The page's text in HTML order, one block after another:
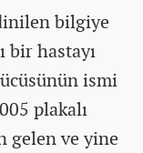
bilgiye
bir hastayı
ismi
plakalı
gelen ve yine